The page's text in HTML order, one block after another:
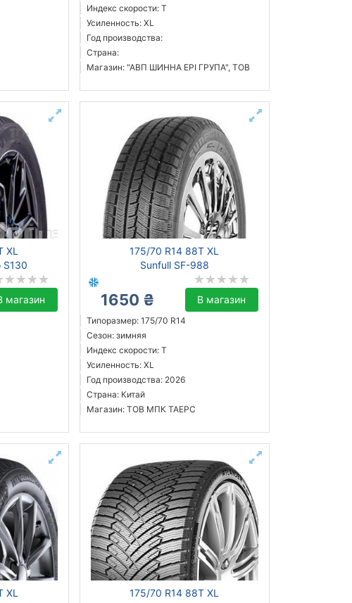
Индекс скорости: T
Усиленность: XL
Год производства:
Страна:
Магазин: "АВП ШИННА ЕРІ ГРУПА", ТОВ
XL
S130
магазин
175/70 R14 88T XL
Sunfull SF-988
1650 ₴ В магазин
Типоразмер: 175/70 R14
Сезон: зимняя
Индекс скорости: T
Усиленность: XL
Год производства: 2026
Страна: Китай
Магазин: ТОВ МПК ТАЕРС
XL
175/70 R14 88T XL